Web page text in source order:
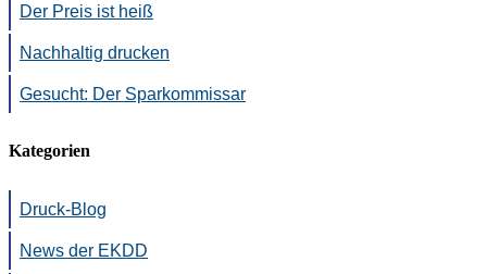
Der Preis ist heiß
Nachhaltig drucken
Gesucht: Der Sparkommissar
Kategorien
Druck-Blog
News der EKDD